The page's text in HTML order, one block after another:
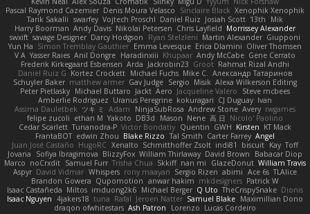
Pascal Raymond Cazemier Denis Moura Velasco Sinclaire Black Xenophik Xenophik
Tarik Sakalli swarfey Vojtech Proschl Daniel Ruiz Josiah Scott 13th
Mik
Harry Boorman Andy Davis Nikolai Petersen Chris Layfield Morrissey Alexander
swxift savage Designer Darcy Hodgson Ryan Stelzleni Martin Alexander Giupponi
Yun Ha Simon Tremblay Gauthier Emma Levesque Erica Dlamini Oliver Thomsen
V A Yasser Raies Anil Dongre Haradinxiii Khupaar Andy McCabe Gene Cerrato
Frederik Kirkegaard Esbensen Arda Jackrobin23 Groot Rahmat Rizal Andhi
Daniel Ruiz G Kortez Crockett Michael Fuchs Mike C. Александр Татаринов
Schuyler Baker matthew armer Gav Judge Sergio Misik Alexa Wilkerson Editing
Peter Pietlasky Michael Buttaro Jackt Aero Jacqueline Valero
Steve mcbees
Amberlie Rodriguez Uranus Peregrine kokuragari CJ Duguay Ivan
Assima Dauletbek ツキ ミ Adam NinjaSubRosa Andrew Stone Avery rwgames
felipe zucoli ethan M Yakoto DB3d Mason Nene 高 日 Nicolo' Paolino
Cedar Scarlett Tunanodra-P Victor Bondatiy Quentin GWH Kirsten KT Mack
FrantaBOT edwin Zhou Blake Rizzo Tal Smith Carter Farrey Angel
Juan José Castaño HugoRC Xenalto Schmitthoffer Zsolt indi81 biscuit Kay Toff
Jovana
Sofiya Ibragimova BlizzyFox William Thirlaway David Brown
Babacar Diop
Marco noCrxdit Samuel Furr Trisha Chua Skkiff nan mi GlazeDonut William Travis
Aspyr David Vidmar Whispers rony maayan Sergio Rizen abimi Ace 6s TLAlice
Brandon Gowera Qupomotion anwar hakim mkdesigners Patrick W
Isaac Castañeda Miltos imduong2k6 Michael Berger Q Uto TheCrispySnake Dionis
Isaac Nguyen 4jakers18 tuna Rafal Jeroen Natter Samuel Blake Maximillian Dono
draqon ofwhitestars Ash Patron Lorenzo Lucas Cordeiro